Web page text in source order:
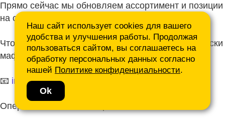
Наш сайт использует cookies для вашего
удобства и улучшения работы. Продолжая
пользоваться сайтом, вы соглашаетесь на
обработку персональных данных согласно
нашей Политике конфиденциальности.
Ok
Прямо сейчас мы обновляем ассортимент и позиции
на сайте.
Чтобы не ждать, присылайте ваши запросы и списки
маф нам на почту.
📧 info@mafmasterfibre.ru
Оперативно ответим и просчитаем КП!